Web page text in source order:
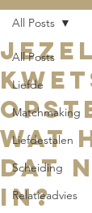
All Posts
Liefde
Matchmaking
Liefdestalen
Scheiding
Relatieadvies
All Posts
wat
dat
in?